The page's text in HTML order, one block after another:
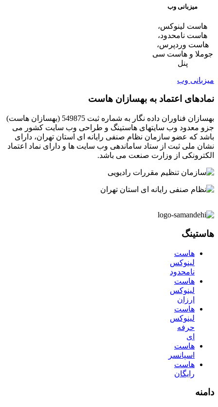
میزبانی وب
هاست لینوکس،
هاست نامحدود،
هاست وردپرس،
جوملا و هاست سی
پنل
میزبانی وب
نمادهای اعتماد به بهسازان هاست
بهسازان فناوران داده نگار به شماره ثبت 549875 (بهسازان هاست)
جزو معدود وب سایتهای هاستینگ و طراحی وب سایت کشور می
باشد که عضو سازمان نظام صنفی رایانه ای استان تهران، دارای
نشان ملی ثبت از ستاد ساماندهی وب سایت ها و دارای نماد اعتماد
الکترونکی از وزارت صنعت می باشد.
هاستینگ
هاست
لینوکس
نامحدود
هاست
لینوکس
ارزان
هاست
لینوکس
حرفه
ای
هاست
اسپانسر
هاست
رایگان
دامنه